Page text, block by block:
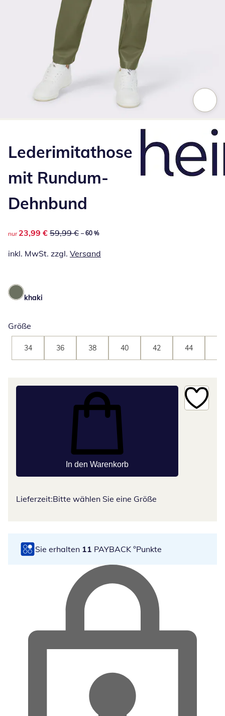
Lederimitathose
mit Rundum-
Dehnbund
reduzierter Preis 23,99 €, vorheriger Preis: 59,99 €
nur 23,99 € 59,99 € – 60 %
inkl. MwSt. zzgl. Versand
khaki
Größe
34 36 38 40 42 44
In den Warenkorb
Lieferzeit:Bitte wählen Sie eine Größe
Sie erhalten 11 PAYBACK °Punkte